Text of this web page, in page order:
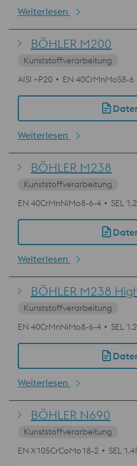
Weiterlesen
BÖHLER M200
Kunststoffverarbeitung
AISI ~P20
EN 40CrMnMoS8-6
Weiterlesen
BÖHLER M238
Kunststoffverarbeitung
EN 40CrMnNiMo8-6-4
SEL
Weiterlesen
BÖHLER M238
Kunststoffverarbeitung
EN 40CrMnNiMo8-6-4
SEL
Weiterlesen
BÖHLER N690
Kunststoffverarbeitung
EN X105CrCoMo18-2
SEL